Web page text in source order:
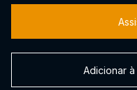
Adicionar